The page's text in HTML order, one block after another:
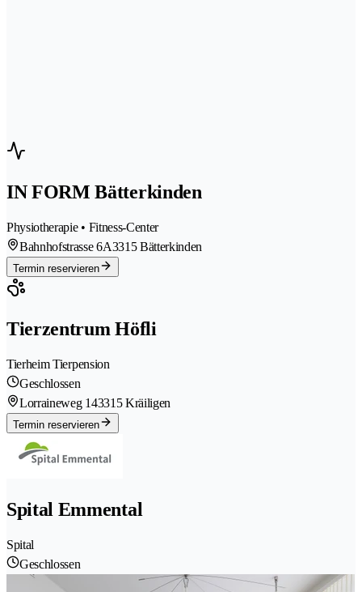
IN FORM Bätterkinden
Physiotherapie • Fitness-Center
Bahnhofstrasse 6A3315 Bätterkinden
Termin reservieren
Tierzentrum Höfli
Tierheim Tierpension
Geschlossen
Lorraineweg 143315 Kräiligen
Termin reservieren
Spital Emmental
Spital
Geschlossen